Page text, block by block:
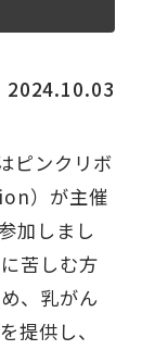
2024.10.03
ピンクリボ
）が主催
加しまし
苦しむ方
、乳がん
提供し、